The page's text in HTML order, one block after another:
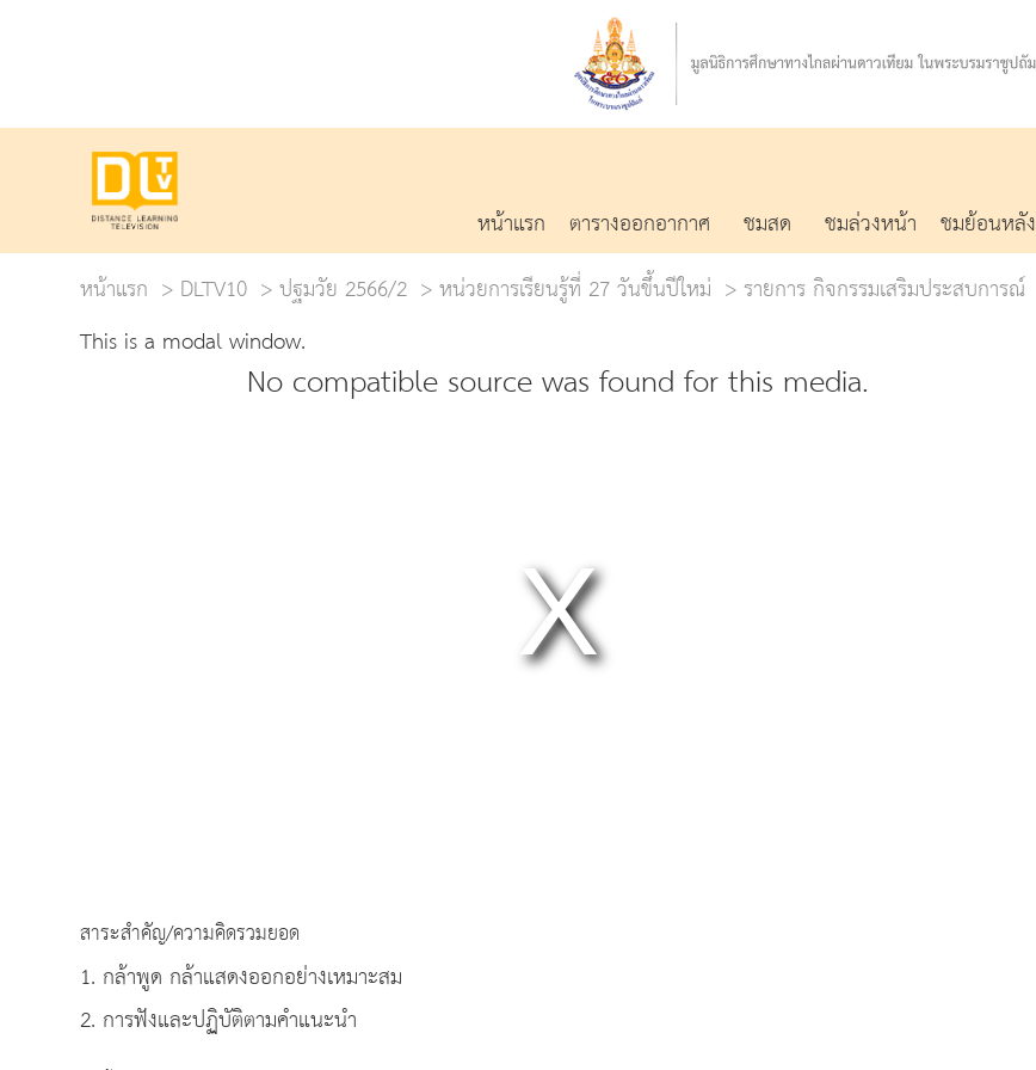
หน้าแรก ตารางออกอากาศ ชมสด ชมล่วงหน้า ชมย้อนหลัง
หน้าแรก
DLTV10 ปฐมวัย 2566/2 หน่วยการเรียนรู้ที่ 27 วันขึ้นปีใหม่
รายการ กิจกรรมเสริมประสบการณ์
This is a modal window.
No compatible source was found for this media.
สาระสำคัญ/ความคิดรวมยอด
1. กล้าพูด กล้าแสดงออกอย่างเหมาะสม
2. การฟังและปฏิบัติตามคำแนะนำ